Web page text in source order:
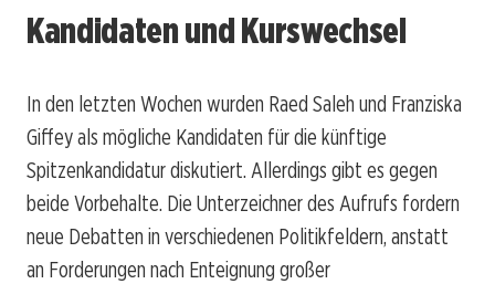
Kandidaten und Kurswechsel
In den letzten Wochen wurden Raed Saleh und Franziska
Giffey als mögliche Kandidaten für die künftige
Spitzenkandidatur diskutiert. Allerdings gibt es gegen
beide Vorbehalte. Die Unterzeichner des Aufrufs fordern
neue Debatten in verschiedenen Politikfeldern, anstatt
an Forderungen nach Enteignung großer